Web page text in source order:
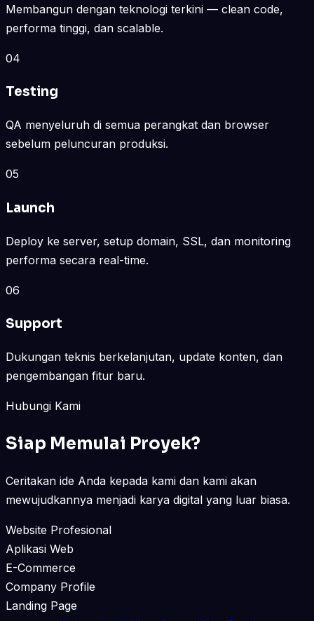
Membangun dengan teknologi terkini — clean code,
performa tinggi, dan scalable.
04
Testing
QA menyeluruh di semua perangkat dan browser
sebelum peluncuran produksi.
05
Launch
Deploy ke server, setup domain, SSL, dan monitoring
performa secara real-time.
06
Support
Dukungan teknis berkelanjutan, update konten, dan
pengembangan fitur baru.
Hubungi Kami
Siap Memulai Proyek?
Ceritakan ide Anda kepada kami dan kami akan
mewujudkannya menjadi karya digital yang luar biasa.
Website Profesional
Aplikasi Web
E-Commerce
Company Profile
Landing Page